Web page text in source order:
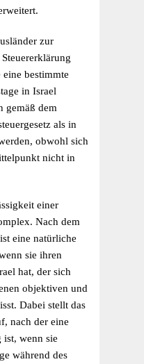
zur
bestimmte
in Israel
gemäß dem
als in
obwohl sich
nicht in
einer
Nach dem
eine natürliche
sie ihren
hat, der sich
objektiven und
Dabei stellt das
nach der eine
ist, wenn sie
während des